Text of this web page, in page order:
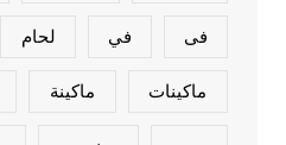
فى في لحام
ماكينات ماكينة